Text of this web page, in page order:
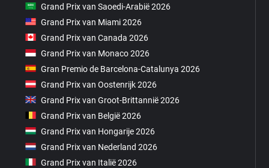
Grand Prix van Saoedi-Arabië 2026
Grand Prix van Miami 2026
Grand Prix van Canada 2026
Grand Prix van Monaco 2026
Gran Premio de Barcelona-Catalunya 2026
Grand Prix van Oostenrijk 2026
Grand Prix van Groot-Brittannië 2026
Grand Prix van België 2026
Grand Prix van Hongarije 2026
Grand Prix van Nederland 2026
Grand Prix van Italië 2026